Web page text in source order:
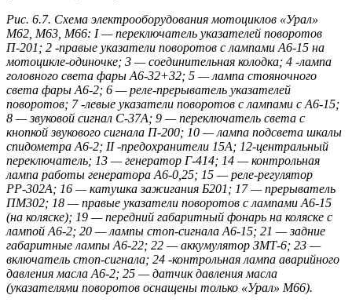
Рис. 6.7. Схема электрооборудования мотоциклов «Урал»
М62, М63, М66: I — переключатель указателей поворотов
П-201; 2 -правые указатели поворотов с лампами А6-15 на
мотоцикле-одиночке; 3 — соединительная колодка; 4 -лампа
головного света фары А6-32+32; 5 — лампа стояночного
света фары А6-2; 6 — реле-прерыватель указателей
поворотов; 7 -левые указатели поворотов с лампами с А6-15;
8 — звуковой сигнал С-37А; 9 — переключатель света с
кнопкой звукового сигнала П-200; 10 — лампа подсвета шкалы
спидометра А6-2; II -предохранители 15A; 12-центральный
переключатель; 13 — генератор Г-414; 14 — контрольная
лампа работы генератора А6-0,25; 15 — реле-регулятор
РР-302А; 16 — катушка зажигания Б201; 17 — прерыватель
ПМ302; 18 — правые указатели поворотов с лампами А6-15
(на коляске); 19 — передний габаритный фонарь на коляске с
лампой А6-2; 20 — лампы стоп-сигнала А6-15; 21 — задние
габаритные лампы А6-22; 22 — аккумулятор ЗМТ-6; 23 —
включатель стоп-сигнала; 24 -контрольная лампа аварийного
давления масла А6-2; 25 — датчик давления масла
(указателями поворотов оснащены только «Урал» М66).